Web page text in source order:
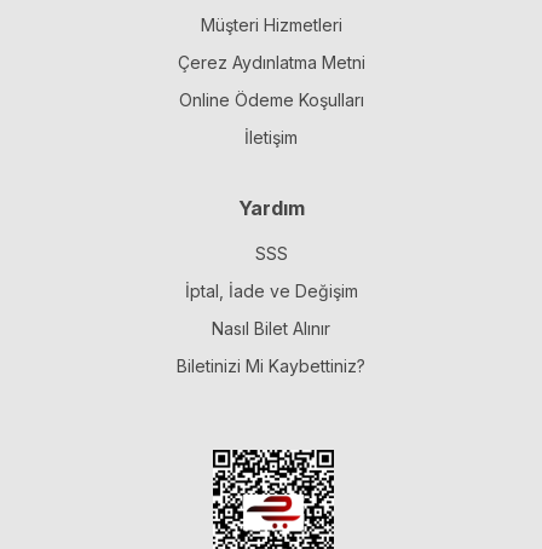
Müşteri Hizmetleri
Çerez Aydınlatma Metni
Online Ödeme Koşulları
İletişim
Yardım
SSS
İptal, İade ve Değişim
Nasıl Bilet Alınır
Biletinizi Mi Kaybettiniz?